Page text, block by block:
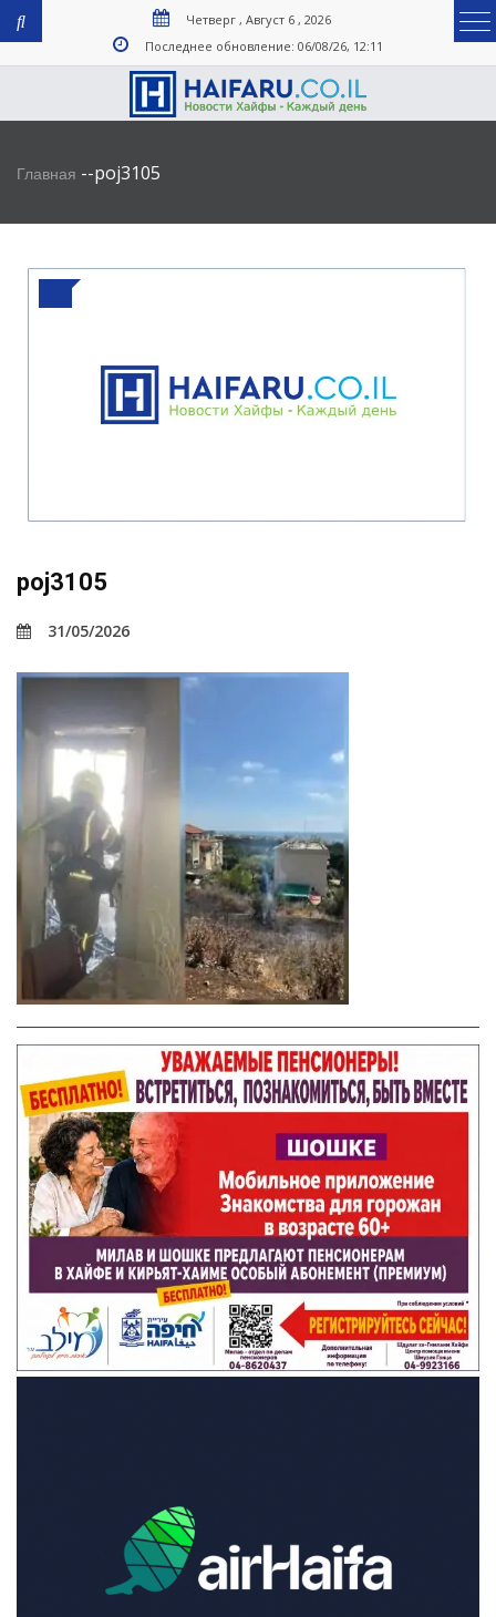
Четверг , Август 6 , 2026
Последнее обновление: 06/08/26, 12:11
Главная --poj3105
poj3105
31/05/2026